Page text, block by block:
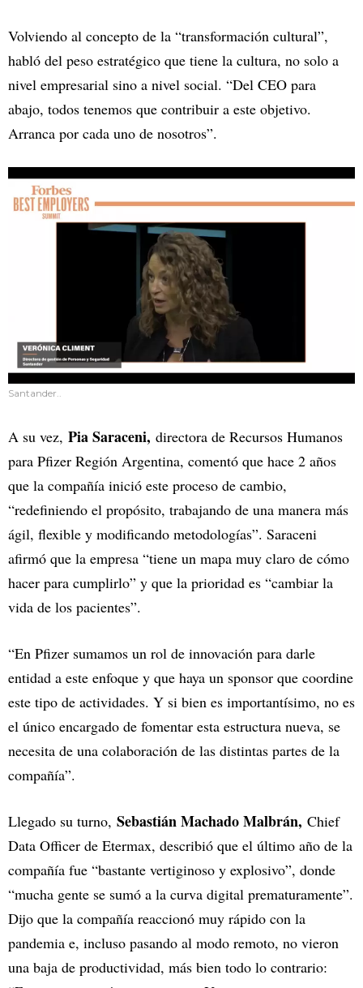
Volviendo al concepto de la “transformación cultural”,
habló del peso estratégico que tiene la cultura, no solo a
nivel empresarial sino a nivel social. “Del CEO para
abajo, todos tenemos que contribuir a este objetivo.
Arranca por cada uno de nosotros”.
Santander..
A su vez, Pia Saraceni, directora de Recursos Humanos
para Pfizer Región Argentina, comentó que hace 2 años
que la compañía inició este proceso de cambio,
“redefiniendo el propósito, trabajando de una manera más
ágil, flexible y modificando metodologías”. Saraceni
afirmó que la empresa “tiene un mapa muy claro de cómo
hacer para cumplirlo” y que la prioridad es “cambiar la
vida de los pacientes”.
“En Pfizer sumamos un rol de innovación para darle
entidad a este enfoque y que haya un sponsor que coordine
este tipo de actividades. Y si bien es importantísimo, no es
el único encargado de fomentar esta estructura nueva, se
necesita de una colaboración de las distintas partes de la
compañía”.
Llegado su turno, Sebastián Machado Malbrán, Chief
Data Officer de Etermax, describió que el último año de la
compañía fue “bastante vertiginoso y explosivo”, donde
“mucha gente se sumó a la curva digital prematuramente”.
Dijo que la compañía reaccionó muy rápido con la
pandemia e, incluso pasando al modo remoto, no vieron
una baja de productividad, más bien todo lo contrario: